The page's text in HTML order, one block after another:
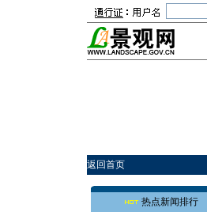
返回首页
热点新闻排行